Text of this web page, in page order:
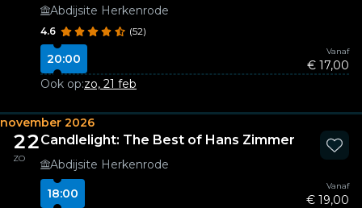
Abdijsite Herkenrode
4.6 (52)
20:00
Vanaf
€ 17,00
Ook op:zo, 21 feb
november 2026
22
ZO
Candlelight: The Best of Hans Zimmer
Abdijsite Herkenrode
18:00
Vanaf
€ 19,00